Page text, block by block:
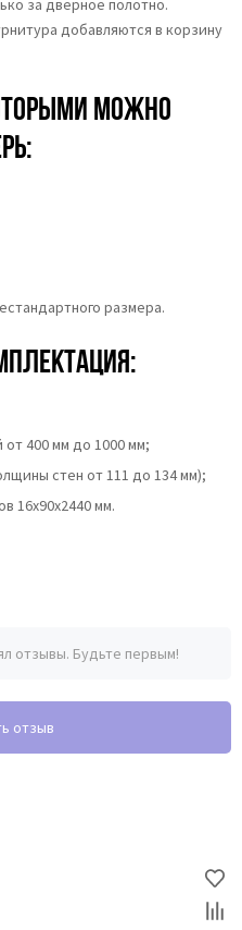
за дверное полотно.
добавляются в корзину
можно
размера.
400 мм до 1000 мм;
стен от 111 до 134 мм);
16х90х2440 мм.
отзывы. Будьте первым!
отзыв